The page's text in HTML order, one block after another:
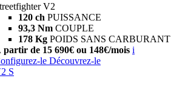
V2
120 ch PUISSANCE
93,3 Nm COUPLE
178 Kg POIDS SANS CARBURANT
partir de 15 690€ ou 148€/mois i
le Découvrez-le
S